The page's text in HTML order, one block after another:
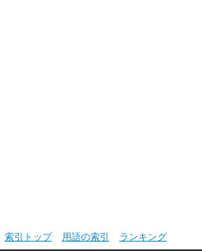
索引トップ 用語の索引 ランキング